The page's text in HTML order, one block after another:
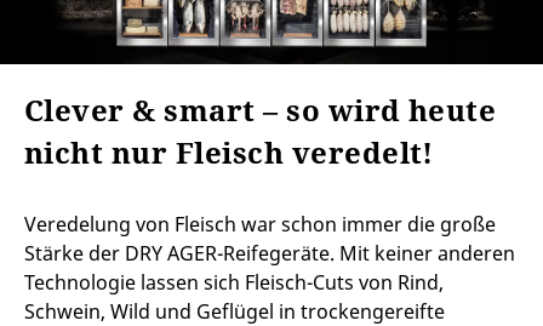
Clever & smart – so wird heute
nicht nur Fleisch veredelt!
Veredelung von Fleisch war schon immer die große
Stärke der DRY AGER-Reifegeräte. Mit keiner anderen
Technologie lassen sich Fleisch-Cuts von Rind,
Schwein, Wild und Geflügel in trockengereifte